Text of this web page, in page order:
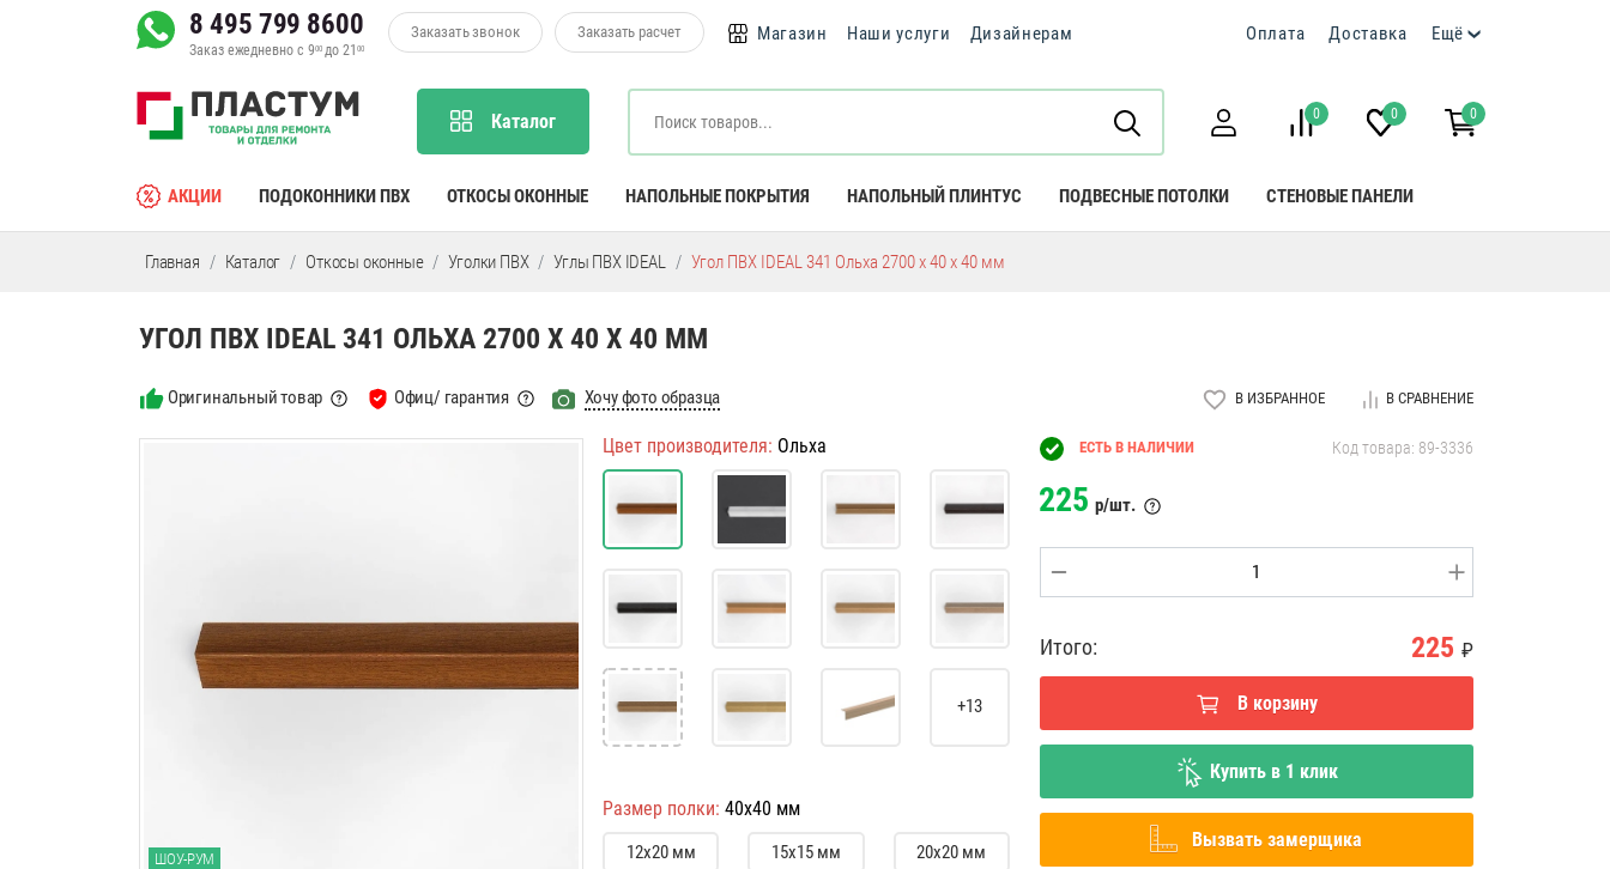
8 495 799 8600
Заказ ежедневно с 900до 2100
Заказать звонок Заказать расчет Магазин Наши услуги Дизайнерам Оплата Доставка Ещё
Каталог 0 0 0
АКЦИИ ПОДОКОННИКИ ПВХ ОТКОСЫ ОКОННЫЕ НАПОЛЬНЫЕ ПОКРЫТИЯ НАПОЛЬНЫЙ ПЛИНТУС ПОДВЕСНЫЕ ПОТОЛКИ СТЕНОВЫЕ ПАНЕЛИ
Главная Каталог Откосы оконные Уголки ПВХ Углы ПВХ IDEAL Угол ПВХ IDEAL 341 Ольха 2700 х 40 х 40 мм
УГОЛ ПВХ IDEAL 341 ОЛЬХА 2700 Х 40 Х 40 ММ
Оригинальный товар Офиц/ гарантия Хочу фото образца В ИЗБРАННОЕ В СРАВНЕНИЕ
ШОУ-РУМ
Цвет производителя: Ольха
+13
Размер полки:40х40 мм
12х20 мм 15х15 мм 20х20 мм
ЕСТЬ В НАЛИЧИИ Код товара: 89-3336
225 р/шт.
Итого: 225 ₽
Купить в 1 клик
В корзину
Вызвать замерщика